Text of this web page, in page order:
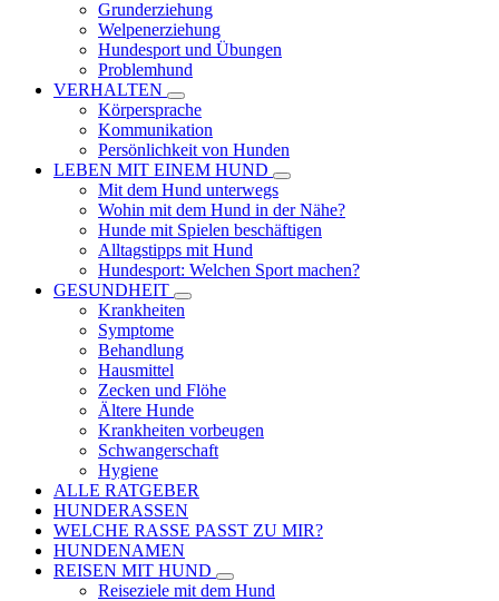
Grunderziehung
Welpenerziehung
Hundesport und Übungen
Problemhund
VERHALTEN
Körpersprache
Kommunikation
Persönlichkeit von Hunden
LEBEN MIT EINEM HUND
Mit dem Hund unterwegs
Wohin mit dem Hund in der Nähe?
Hunde mit Spielen beschäftigen
Alltagstipps mit Hund
Hundesport: Welchen Sport machen?
GESUNDHEIT
Krankheiten
Symptome
Behandlung
Hausmittel
Zecken und Flöhe
Ältere Hunde
Krankheiten vorbeugen
Schwangerschaft
Hygiene
ALLE RATGEBER
HUNDERASSEN
WELCHE RASSE PASST ZU MIR?
HUNDENAMEN
REISEN MIT HUND
Reiseziele mit dem Hund